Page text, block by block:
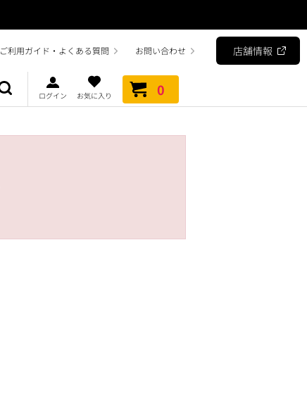
ご利用ガイド・よくある質問 お問い合わせ 店舗情報
ログイン お気に入り 0